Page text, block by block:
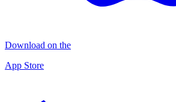
Download on the
App Store